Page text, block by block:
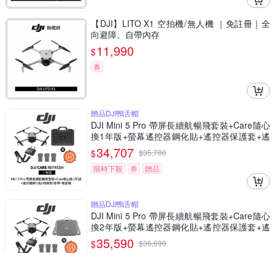
【DJI】LITO X1 空拍機/無人機 ｜免註冊｜全
向避障、自帶內存
$11,990
券
贈品DJI鴨舌帽
DJI Mini 5 Pro 帶屏長續航暢飛套裝+Care隨心
換1年版+螢幕遙控器鋼化貼+遙控器保護套+遙
控器背帶+12030150氣密箱 (聯強公司貨)
$34,707 $35,780
限時下殺
券 贈品
贈品DJI鴨舌帽
DJI Mini 5 Pro 帶屏長續航暢飛套裝+Care隨心
換2年版+螢幕遙控器鋼化貼+遙控器保護套+遙
控器背帶+12030148 收納包 (聯強公司貨)
$35,590 $36,690